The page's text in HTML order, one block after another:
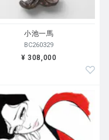
小池一馬
BC260329
¥ 308,000